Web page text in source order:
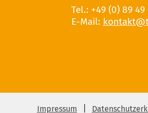
Tel.: +49 (0) 89 49
E-Mail:
Impressum